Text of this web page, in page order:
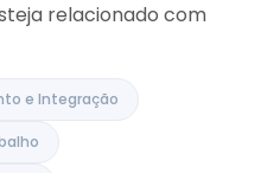
relacionado com
e Integração